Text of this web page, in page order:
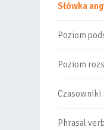
Słówka
Poziom
Poziom
Czasowniki
Phrasal